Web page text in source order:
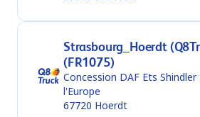
Strasbourg_Hoerdt
(FR1075)
Concession DAF Ets
l'Europe
67720 Hoerdt